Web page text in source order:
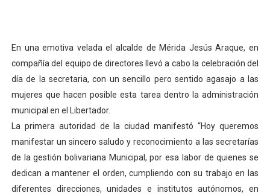
Corposalud y Secretaría Social fortalecen la atención
Inicia el plan vacacional Venezuela Renace en el
Entregan planta eléctrica para fortalecer la atención
Expertos inspeccionan espacios del OAN para la
Dictan MasterClass en el marco del Encuentro LAGO
Campo Elías avanza con plan de asfaltado
En una emotiva velada el alcalde de Mérida Jesús Araque, en
compañía del equipo de directores llevó a cabo la celebración del
día de la secretaria, con un sencillo pero sentido agasajo a las
mujeres que hacen posible esta tarea dentro la administración
municipal en el Libertador.
La primera autoridad de la ciudad manifestó “Hoy queremos
manifestar un sincero saludo y reconocimiento a las secretarías
de la gestión bolivariana Municipal, por esa labor de quienes se
dedican a mantener el orden, cumpliendo con su trabajo en las
diferentes direcciones, unidades e institutos autónomos, en